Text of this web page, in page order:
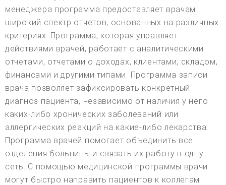
менеджера программа предоставляет врачам
широкий спектр отчетов, основанных на различных
критериях. Программа, которая управляет
действиями врачей, работает с аналитическими
отчетами, отчетами о доходах, клиентами, складом,
финансами и другими типами. Программа записи
врача позволяет зафиксировать конкретный
диагноз пациента, независимо от наличия у него
каких-либо хронических заболеваний или
аллергических реакций на какие-либо лекарства.
Программа врачей помогает объединить все
отделения больницы и связать их работу в одну
сеть. С помощью медицинской программы врачи
могут быстро направить пациентов к коллегам